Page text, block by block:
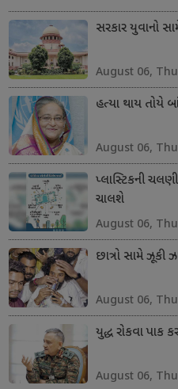
સરકાર યુવાનો
August 06,
હત્યા થાય તોયે
August 06,
પ્લાસ્ટિકની
ચાલશે
August 06,
છાત્રો સામે ઝૂકી
August 06,
યુદ્ધ રોકવા પાક
August 06,